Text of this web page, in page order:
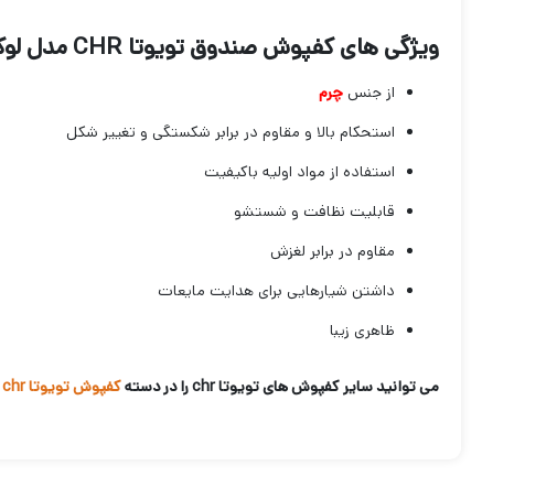
ویژگی های کفپوش صندوق تویوتا CHR مدل لوکس سهیل
از جنس چرم
استحکام بالا و مقاوم در برابر شکستگی و تغییر شکل
استفاده از مواد اولیه باکیفیت
قابلیت نظافت و شستشو
مقاوم در برابر لغزش
داشتن شیار‌هایی برای هدایت مایعات
ظاهری زیبا
می توانید سایر کفپوش های تویوتا chr را در دسته کفپوش تویوتا chr